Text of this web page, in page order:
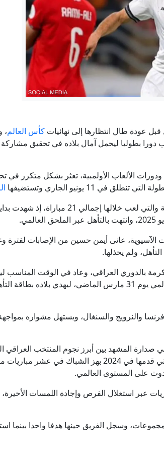
مسؤول أمني إسرائيلي سابق: السعودية
تتحرك لقطع شريان التمويل غير المشروع
السيطرة على هرمز وطهران تتحدث عن اتفاق
عودة طال انتظارها إلى نهائيات كأس العالم،
دورا بطوليا ليحمل آمال بلاده في تحقيق
الألعاب الأولمبية، تعثر بشكل متكرر في
يونيو الجاري وتستضيفها
وخاض المنتخب مسيرة متقلبة في التصفيات المؤهلة
التصفيات الآسيوية، عانى أيمن حسين من الإصابات
ولم يخذلها.
المشهد بين أبرز نجوم المنتخب العراقي
بشكل كبير في فترات سابقة منها سلسلة العروض الرائعة التي
على المستوى العالمي.
استغلال الفرص وإجادة اللمسات الأخيرة،
وسجل الفريق حينها هدفا واحدا بينما